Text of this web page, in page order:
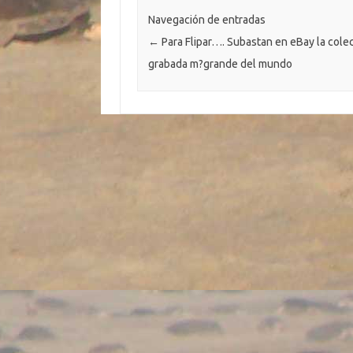
k
k
p
ti
r
Navegación de entradas
← Para Flipar…. Subastan en eBay la
grabada m?grande del mundo